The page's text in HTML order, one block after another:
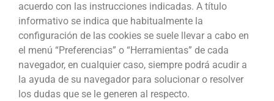
acuerdo con las instrucciones indicadas. A título
informativo se indica que habitualmente la
configuración de las cookies se suele llevar a cabo en
el menú “Preferencias” o “Herramientas” de cada
navegador, en cualquier caso, siempre podrá acudir a
la ayuda de su navegador para solucionar o resolver
los dudas que se le generen al respecto.